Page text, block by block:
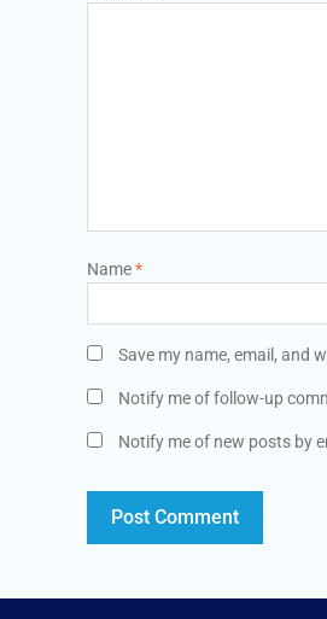
Name*
Save my name, email, and
Notify me of follow-up
Notify me of new posts by